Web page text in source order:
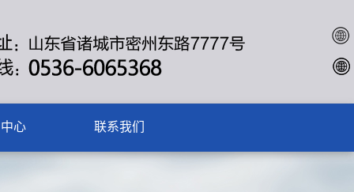
心 联系我们